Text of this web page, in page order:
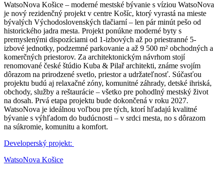
WatsoNova Košice – moderné mestské bývanie s víziou WatsoNova
je nový rezidenčný projekt v centre Košíc, ktorý vyrastá na mieste
bývalých Východoslovenských tlačiarní – len pár minút pešo od
historického jadra mesta. Projekt ponúkne moderné byty s
premyslenými dispozíciami od 1-izbových až po priestranné 5-
izbové jednotky, podzemné parkovanie a až 9 500 m² obchodných a
komerčných priestorov. Za architektonickým návrhom stojí
renomované české štúdio Kuba & Pilař architekti, známe svojím
dôrazom na prirodzené svetlo, priestor a udržateľnosť. Súčasťou
projektu budú aj relaxačné zóny, komunitné záhrady, detské ihriská,
obchody, služby a reštaurácie – všetko pre pohodlný mestský život
na dosah. Prvá etapa projektu bude dokončená v roku 2027.
WatsoNova je ideálnou voľbou pre tých, ktorí hľadajú kvalitné
bývanie s výhľadom do budúcnosti – v srdci mesta, no s dôrazom
na súkromie, komunitu a komfort.
Developerský projekt:
WatsoNova Košice